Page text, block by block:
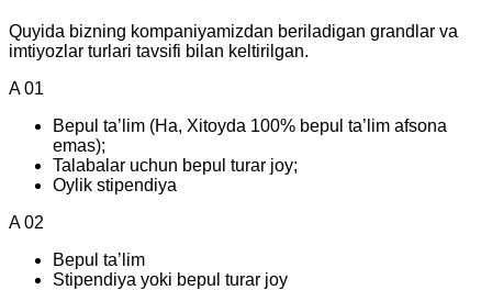
Quyida bizning kompaniyamizdan beriladigan grandlar va
imtiyozlar turlari tavsifi bilan keltirilgan.
A 01
Bepul ta’lim (Ha, Xitoyda 100% bepul ta’lim afsona
emas);
Talabalar uchun bepul turar joy;
Oylik stipendiya
A 02
Bepul ta’lim
Stipendiya yoki bepul turar joy